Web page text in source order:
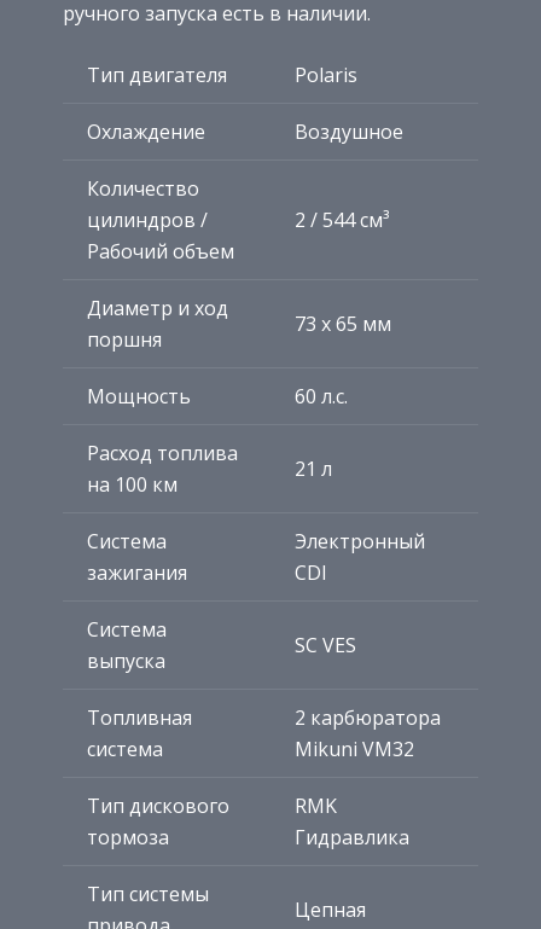
ручного запуска есть в наличии.
Тип двигателя Polaris
Охлаждение Воздушное
Количество
цилиндров /
Рабочий объем
2 / 544 см³
Диаметр и ход
поршня
73 х 65 мм
Мощность 60 л.с.
Расход топлива
на 100 км
21 л
Система
зажигания
Электронный
CDI
Система
выпуска
SC VES
Топливная
система
2 карбюратора
Mikuni VM32
Тип дискового
тормоза
RMK
Гидравлика
Тип системы
Цепная